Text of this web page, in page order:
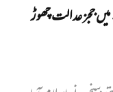
ججز عدالت چھوڑ